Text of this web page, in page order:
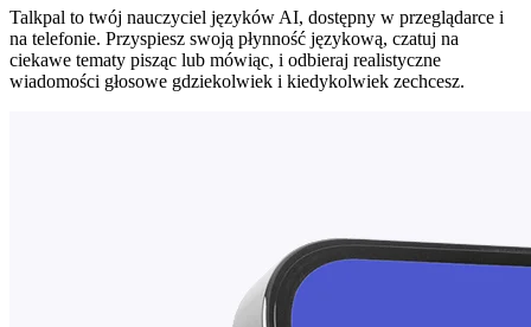
Talkpal to twój nauczyciel języków AI, dostępny w przeglądarce i
na telefonie. Przyspiesz swoją płynność językową, czatuj na
ciekawe tematy pisząc lub mówiąc, i odbieraj realistyczne
wiadomości głosowe gdziekolwiek i kiedykolwiek zechcesz.